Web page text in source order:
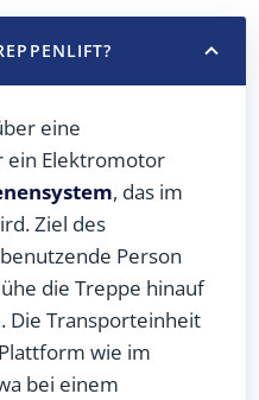
eine
ein Elektromotor
, das im
Ziel des
Person
die Treppe hinauf
Die Transporteinheit
wie im
bei einem